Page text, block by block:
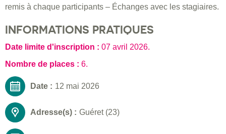
remis à chaque participants – Échanges avec les stagiaires.
INFORMATIONS PRATIQUES
Date limite d'inscription : 07 avril 2026.
Nombre de places : 6.
Date : 12 mai 2026
Adresse(s) : Guéret (23)